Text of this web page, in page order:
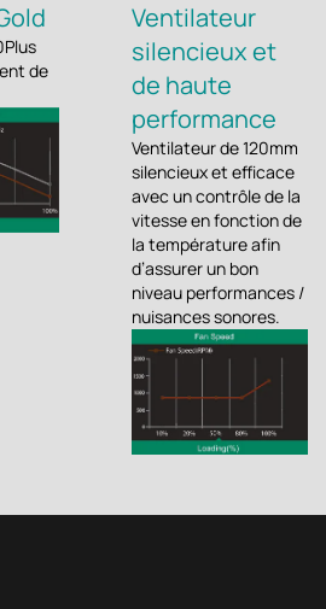
de
Ventilateur
silencieux et
de haute
performance
Ventilateur de 120mm
silencieux et efficace
avec un contrôle de la
vitesse en fonction de
la température afin
d’assurer un bon
niveau performances /
nuisances sonores.